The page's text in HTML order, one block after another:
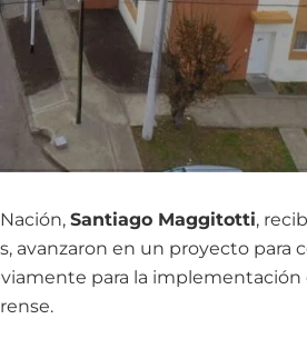
Santiago Maggitotti,
avanzaron en un proyecto para
para la implementación